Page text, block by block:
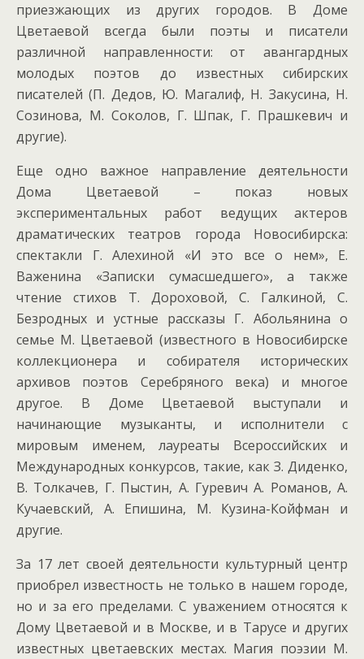
приезжающих из других городов. В Доме
Цветаевой всегда были поэты и писатели
различной направленности: от авангардных
молодых поэтов до известных сибирских
писателей (П. Дедов, Ю. Магалиф, Н. Закусина, Н.
Созинова, М. Соколов, Г. Шпак, Г. Прашкевич и
другие).
Еще одно важное направление деятельности
Дома Цветаевой – показ новых
экспериментальных работ ведущих актеров
драматических театров города Новосибирска:
спектакли Г. Алехиной «И это все о нем», Е.
Важенина «Записки сумасшедшего», а также
чтение стихов Т. Дороховой, С. Галкиной, С.
Безродных и устные рассказы Г. Абольянина о
семье М. Цветаевой (известного в Новосибирске
коллекционера и собирателя исторических
архивов поэтов Серебряного века) и многое
другое. В Доме Цветаевой выступали и
начинающие музыканты, и исполнители с
мировым именем, лауреаты Всероссийских и
Международных конкурсов, такие, как З. Диденко,
В. Толкачев, Г. Пыстин, А. Гуревич А. Романов, А.
Кучаевский, А. Епишина, М. Кузина-Койфман и
другие.
За 17 лет своей деятельности культурный центр
приобрел известность не только в нашем городе,
но и за его пределами. С уважением относятся к
Дому Цветаевой и в Москве, и в Тарусе и других
известных цветаевских местах. Магия поэзии М.